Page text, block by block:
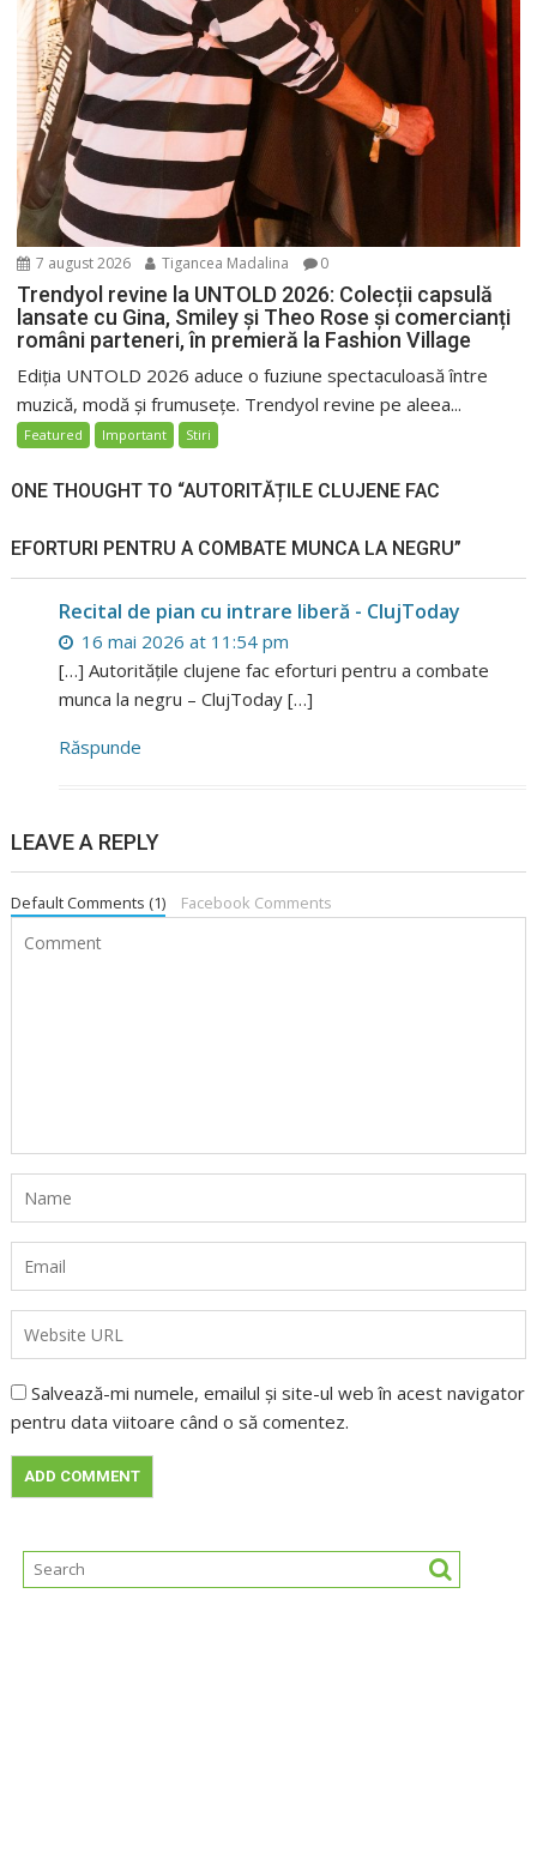
7 august 2026 Tigancea Madalina 0
Trendyol revine la UNTOLD 2026: Colecții capsulă
lansate cu Gina, Smiley și Theo Rose și comercianți
români parteneri, în premieră la Fashion Village
Ediția UNTOLD 2026 aduce o fuziune spectaculoasă între
muzică, modă și frumusețe. Trendyol revine pe aleea...
Featured Important Stiri
ONE THOUGHT TO “AUTORITĂȚILE CLUJENE FAC
EFORTURI PENTRU A COMBATE MUNCA LA NEGRU”
Recital de pian cu intrare liberă - ClujToday
16 mai 2026 at 11:54 pm
[…] Autoritățile clujene fac eforturi pentru a combate
munca la negru – ClujToday […]
Răspunde
LEAVE A REPLY
Default Comments (1) Facebook Comments
Salvează-mi numele, emailul și site-ul web în acest navigator
pentru data viitoare când o să comentez.